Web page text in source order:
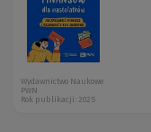
Wydawnictwo Naukowe
PWN
Rok publikacji: 2025